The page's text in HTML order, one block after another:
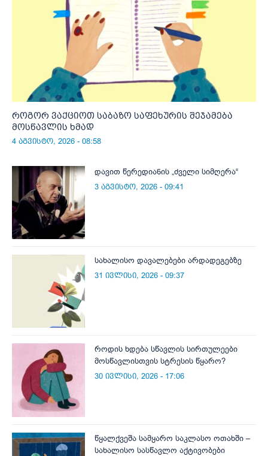
როგორ ვაქციოთ საბაზო საფეხურის შეჯამება
მოსწავლის ხმად
4 აგვისტო, 2026 - 08:58
დავით წერედიანის „ძველი სიმღერა“
3 აგვისტო, 2026 - 09:41
სახალისო დავალებები არდადეგებზე
31 ივლისი, 2026 - 09:37
როდის ხდება სწავლის სირთულეები
მოსწავლისთვის სტრესის წყარო?
30 ივლისი, 2026 - 17:06
წყალქვეშა სამყარო საკლასო ოთახში –
სახალისო სასწავლო აქტივობები